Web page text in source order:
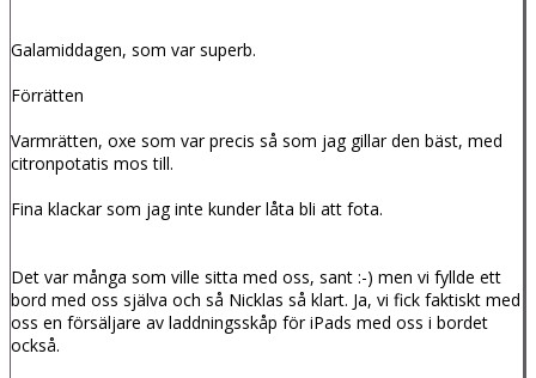
Galamiddagen, som var superb.
Förrätten
Varmrätten, oxe som var precis så som jag gillar den bäst, med
citronpotatis mos till.
Fina klackar som jag inte kunder låta bli att fota.
Det var många som ville sitta med oss, sant :-) men vi fyllde ett
bord med oss själva och så Nicklas så klart. Ja, vi fick faktiskt med
oss en försäljare av laddningsskåp för iPads med oss i bordet
också.